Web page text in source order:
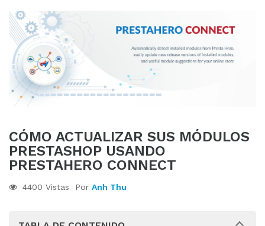
CÓMO ACTUALIZAR SUS MÓDULOS
PRESTASHOP USANDO
PRESTAHERO CONNECT
4400 Vistas Por Anh Thu